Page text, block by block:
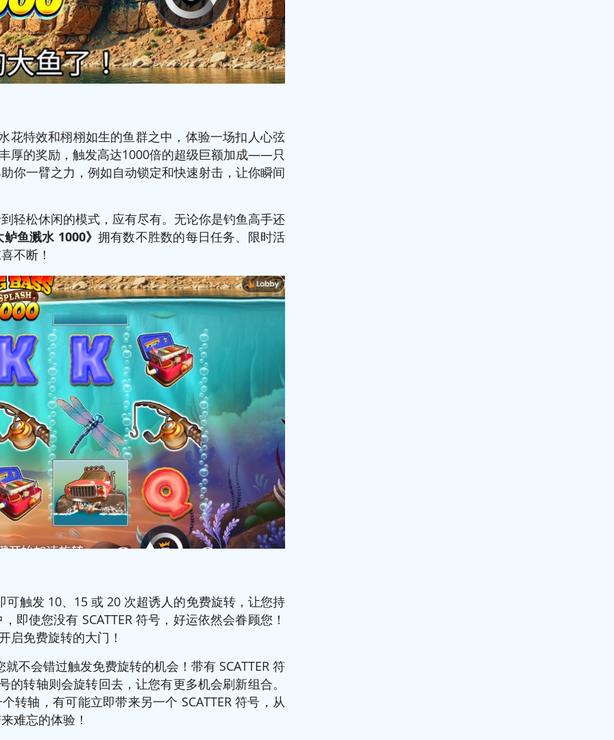
花特效和栩栩如生的鱼群之中，体验一场扣人心弦
的奖励，触发高达1000倍的超级巨额加成——只
你一臂之力，例如自动锁定和快速射击，让你瞬间
轻松休闲的模式，应有尽有。无论你是钓鱼高手还
鲈鱼溅水 1000》拥有数不胜数的每日任务、限时活
不断！
可触发 10、15 或 20 次超诱人的免费旋转，让您持
使您没有 SCATTER 符号，好运依然会眷顾您！
启免费旋转的大门！
不会错过触发免费旋转的机会！带有 SCATTER 符
的转轴则会旋转回去，让您有更多机会刷新组合。
转轴，有可能立即带来另一个 SCATTER 符号，从
难忘的体验！